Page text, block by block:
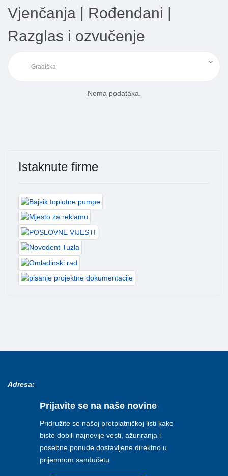
Vjenčanja | Rođendani |
Razglas i ozvučenje
Nema podataka.
Istaknute firme
Adresa:
Prijavite se na naše novine
Pridružite se našoj pretplatničkoj listi kako
biste dobili najnovije vesti, ažuriranja i
posebne ponude dostavljene direktno u
prijemnom sandučetu